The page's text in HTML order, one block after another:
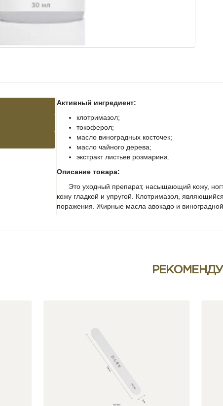
Активный ингредиент:
клотримазол;
токоферол;
масло виноградных косточек;
масло чайного дерева;
экстракт листьев розмарина.
Описание товара:
Это уходный препарат, насыщающий кожу,
кожу гладкой и упругой. Клотримазол,
поражения. Жирные масла авокадо и виноградной